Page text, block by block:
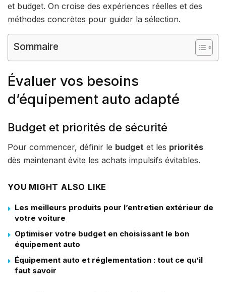
et budget. On croise des expériences réelles et des
méthodes concrètes pour guider la sélection.
Sommaire
Évaluer vos besoins
d’équipement auto adapté
Budget et priorités de sécurité
Pour commencer, définir le budget et les priorités
dès maintenant évite les achats impulsifs évitables.
YOU MIGHT ALSO LIKE
Les meilleurs produits pour l’entretien extérieur de
votre voiture
Optimiser votre budget en choisissant le bon
équipement auto
Équipement auto et réglementation : tout ce qu’il
faut savoir